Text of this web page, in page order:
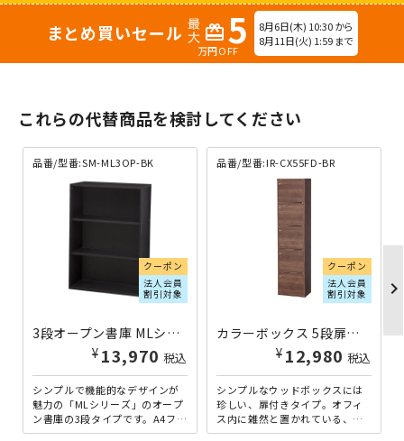
まとめ買いセール redeem 5
万円OFF
8月6日(木) 10:30 から
8月11日(火) 1:59 まで
これらの代替商品を検討してください
品番/型番:SM-ML3OP-BK
クーポン
法人会員
割引対象
3段オープン書庫 MLシリーズ W800×D367×H1120 ブラック
¥ 13,970 税込
シンプルで機能的なデザインが
魅力の「MLシリーズ」のオープ
ン書庫の3段タイプです。A4ファ
イルサイズに対応した幅800mm
品番/型番:IR-CX55FD-BR
クーポン
法人会員
割引対象
カラーボックス 5段扉付きタイプ W415×D290×H1680 ブラウン
¥ 12,980 税込
シンプルなウッドボックスには
珍しい、扉付きタイプ。オフィ
ス内に雑然と置かれている、ご
ちゃごちゃとした小物類を、扉
chevron_right